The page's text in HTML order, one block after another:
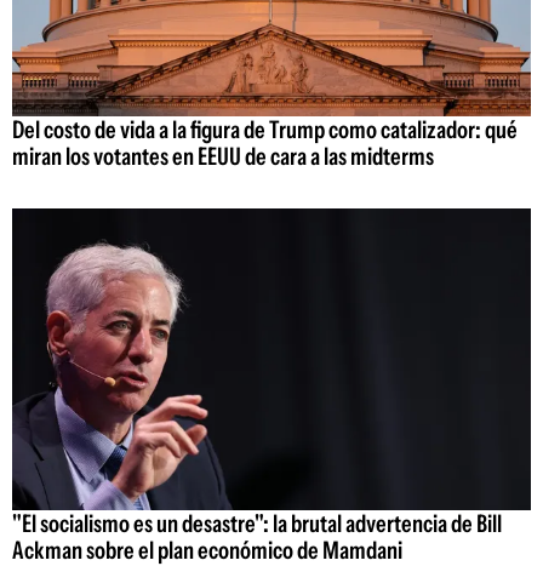
Del costo de vida a la figura de Trump como catalizador: qué
miran los votantes en EEUU de cara a las midterms
"El socialismo es un desastre": la brutal advertencia de Bill
Ackman sobre el plan económico de Mamdani